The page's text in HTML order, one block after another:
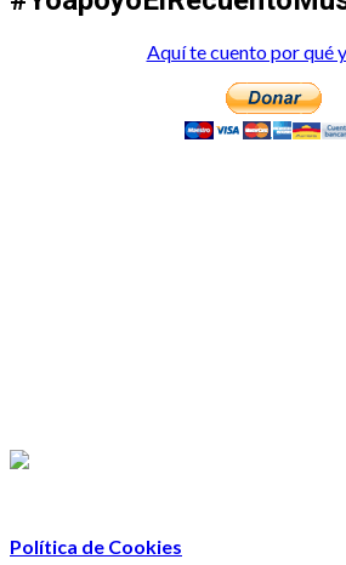
Aquí te cuento por qué
Política de Cookies